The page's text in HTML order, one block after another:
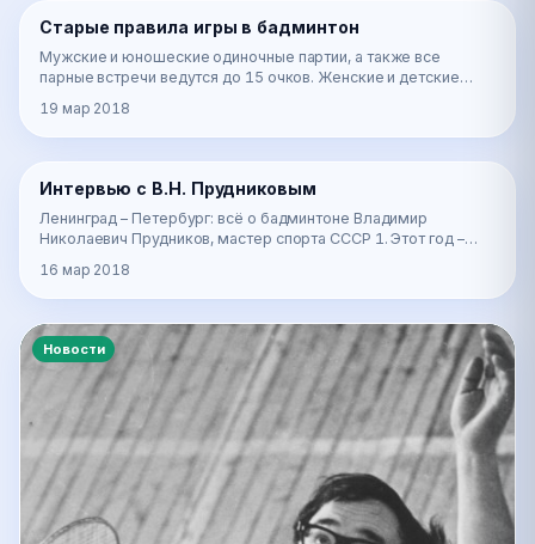
📰Новости
Старые правила игры в бадминтон
Мужские и юношеские одиночные партии, а также все
парные встречи ведутся до 15 очков. Женские и детские
19 мар 2018
📰Новости
Интервью с В.Н. Прудниковым
Ленинград – Петербург: всё о бадминтоне Владимир
Николаевич Прудников, мастер спорта СССР 1. Этот год –
16 мар 2018
Новости